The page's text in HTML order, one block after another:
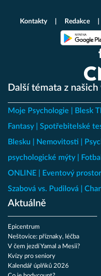
Další témata z našich
Moje Psychologie Blesk
Fantasy
Spotřebitelské
Blesku
Nemovitosti
psychologické mýty
ONLINE
Eventový
Szabová vs. Pudilová
Aktuálně
Epicentrum
Neštovice: příznaky, léčba
V čem jezdí Yamal a Mesii?
Kvízy pro seniory
Kalendář úplňků 2026
Kontakty Redakce